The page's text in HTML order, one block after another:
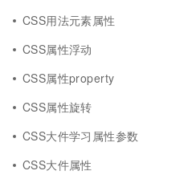
CSS用法元素属性
CSS属性浮动
CSS属性property
CSS属性旋转
CSS大件学习属性参数
CSS大件属性